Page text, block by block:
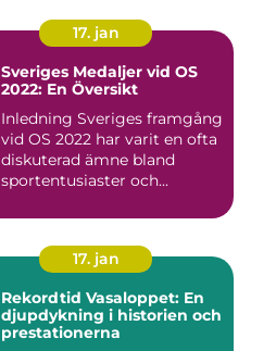
17. jan
Sveriges Medaljer vid OS
2022: En Översikt
Inledning Sveriges framgång
vid OS 2022 har varit en ofta
diskuterad ämne bland
sportentusiaster och...
17. jan
Rekordtid Vasaloppet: En
djupdykning i historien och
prestationerna